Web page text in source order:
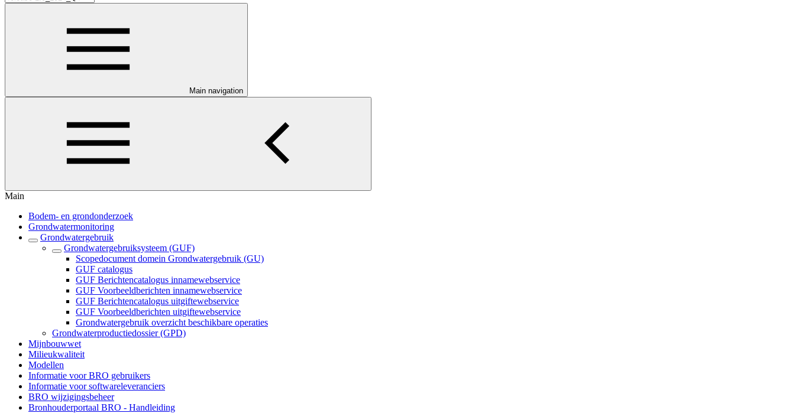
Main navigation
Main
Bodem- en grondonderzoek
Grondwatermonitoring
Grondwatergebruik
Grondwatergebruiksysteem (GUF)
Scopedocument domein Grondwatergebruik (GU)
GUF catalogus
GUF Berichtencatalogus innamewebservice
GUF Voorbeeldberichten innamewebservice
GUF Berichtencatalogus uitgiftewebservice
GUF Voorbeeldberichten uitgiftewebservice
Grondwatergebruik overzicht beschikbare operaties
Grondwaterproductiedossier (GPD)
Mijnbouwwet
Milieukwaliteit
Modellen
Informatie voor BRO gebruikers
Informatie voor softwareleveranciers
BRO wijzigingsbeheer
Bronhouderportaal BRO - Handleiding